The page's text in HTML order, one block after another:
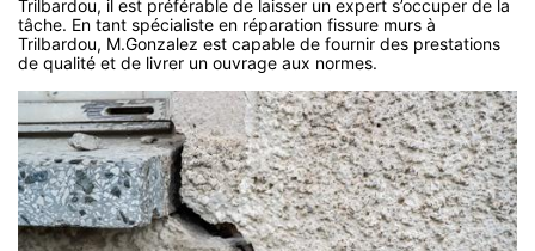
Trilbardou, il est préférable de laisser un expert s’occuper de la
tâche. En tant spécialiste en réparation fissure murs à
Trilbardou, M.Gonzalez est capable de fournir des prestations
de qualité et de livrer un ouvrage aux normes.